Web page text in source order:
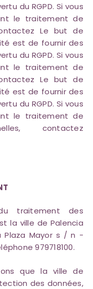
du RGPD. Si vous
le traitement de
Le but de
est de fournir des
du RGPD. Si vous
le traitement de
Le but de
est de fournir des
du RGPD. Si vous
le traitement de
contactez
traitement des
la ville de Palencia
Plaza Mayor s / n -
979718100.
que la ville de
des données,